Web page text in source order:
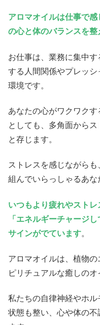
アロマオイルは仕事で
の心と体のバランスを整
お仕事は、業務に集中
する人間関係やプレッ
環境です。
あなたの心がワクワク
としても、多角面から
と存じます。
ストレスを感じながら
組んでいらっしゃるあ
いつもより疲れやストレ
「エネルギーチャージ
サインがでています。
アロマオイルは、植物
ピリチュアルな癒しのオ
私たちの自律神経やホ
状態も整い、心や体の